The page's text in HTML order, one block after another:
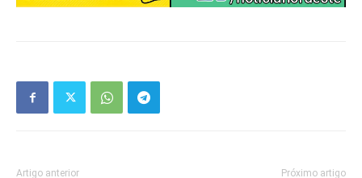
Artigo anterior Próximo artigo